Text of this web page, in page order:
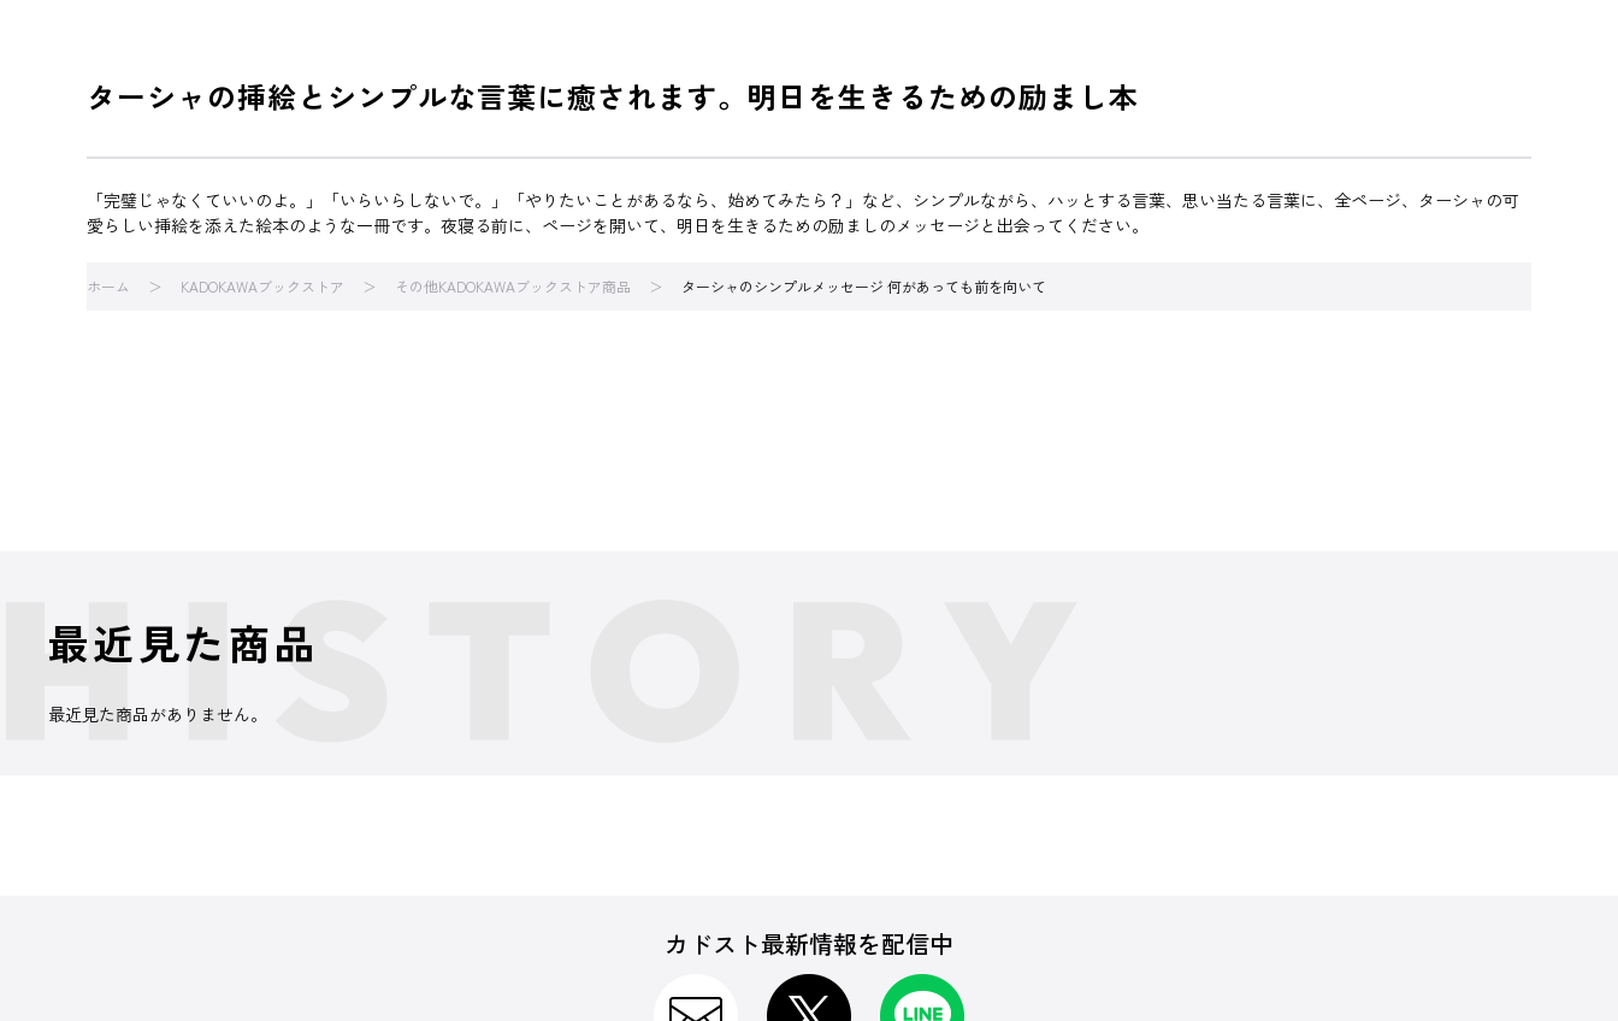
ターシャの挿絵とシンプルな言葉に癒されます。明日を生きるための励まし本
「完璧じゃなくていいのよ。」「いらいらしないで。」「やりたいことがあるなら、始めてみたら？」など、シンプルながら、ハッとする言葉、思い当たる言葉に、全ページ、ターシャの可
愛らしい挿絵を添えた絵本のような一冊です。夜寝る前に、ページを開いて、明日を生きるための励ましのメッセージと出会ってください。
ホーム KADOKAWAブックストア その他KADOKAWAブックストア商品 ターシャのシンプルメッセージ 何があっても前を向いて
最近見た商品
最近見た商品がありません。
カドスト最新情報を配信中